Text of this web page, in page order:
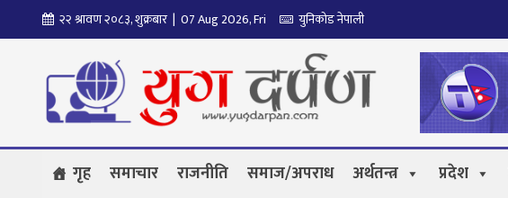
to
२२ श्रावण २०८३, शुक्रबार | 07 Aug 2026, Fri युनिकोड नेपाली
गृह समाचार राजनीति समाज/अपराध अर्थतन्त्र प्रदेश